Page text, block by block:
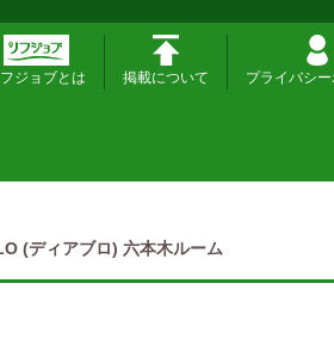
ジョブとは 掲載について プライバシ
(ディアブロ) 六本木ルーム